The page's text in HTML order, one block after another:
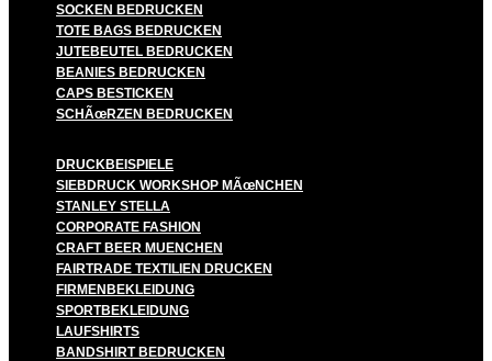
SOCKEN BEDRUCKEN
TOTE BAGS BEDRUCKEN
JUTEBEUTEL BEDRUCKEN
BEANIES BEDRUCKEN
CAPS BESTICKEN
SCHÃœRZEN BEDRUCKEN
DRUCKBEISPIELE
SIEBDRUCK WORKSHOP MÃœNCHEN
STANLEY STELLA
CORPORATE FASHION
CRAFT BEER MUENCHEN
FAIRTRADE TEXTILIEN DRUCKEN
FIRMENBEKLEIDUNG
SPORTBEKLEIDUNG
LAUFSHIRTS
BANDSHIRT BEDRUCKEN